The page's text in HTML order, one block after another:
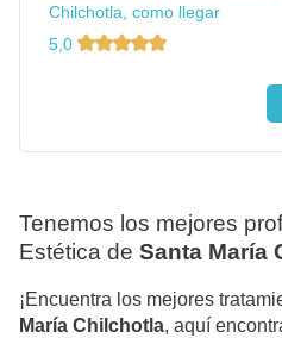
Chilchotla, como llegar
5,0
Tenemos los mejores
Estética de Santa María
¡Encuentra los mejores
María Chilchotla, aquí